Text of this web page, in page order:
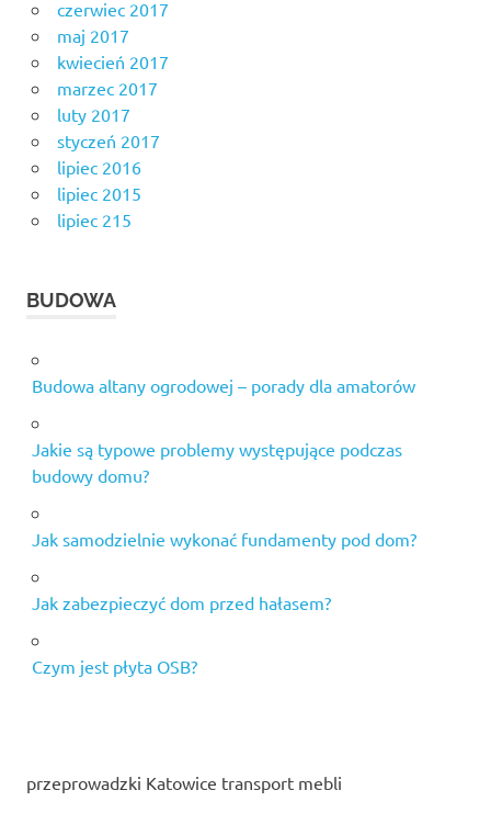
czerwiec 2017
maj 2017
kwiecień 2017
marzec 2017
luty 2017
styczeń 2017
lipiec 2016
lipiec 2015
lipiec 215
BUDOWA
Budowa altany ogrodowej – porady dla amatorów
Jakie są typowe problemy występujące podczas
budowy domu?
Jak samodzielnie wykonać fundamenty pod dom?
Jak zabezpieczyć dom przed hałasem?
Czym jest płyta OSB?
przeprowadzki Katowice transport mebli